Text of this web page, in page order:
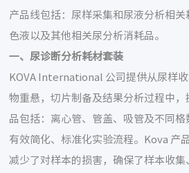
产品线包括：尿样采集和尿液分析相
色液以及其他相关尿分析消耗品。
一、尿诊断分析耗材套装
KOVA International 公司提供从尿样
物重悬，切片制备及结果分析过程中
品包括：离心管、管盖、吸管及不同
有效简化、标准化实验流程。Kova 产
减少了对样本的损害，确保了样本收